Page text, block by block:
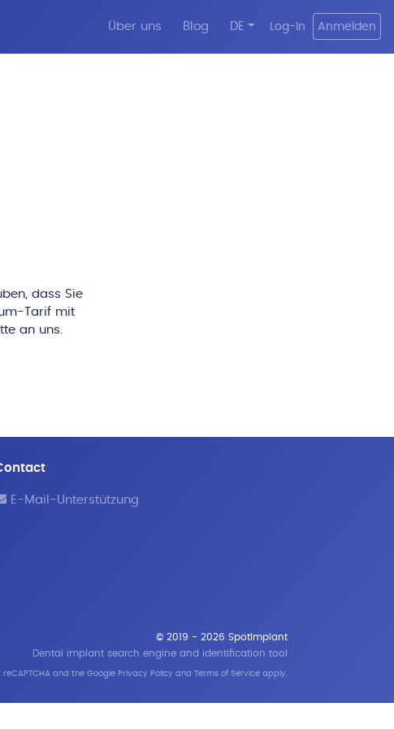
Über uns Blog DE Log-In Anmelden
dass Sie
Tarif mit
an uns.
E-Mail-Unterstützung
© 2019 - 2026 SpotImplant
Dental implant search engine and identification tool
and the Google Privacy Policy and Terms of Serviceapply.